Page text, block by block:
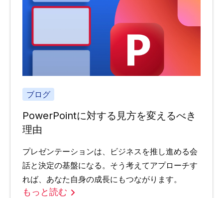
ブログ
PowerPointに対する見方を変えるべき
理由
プレゼンテーションは、ビジネスを推し進める会
話と決定の基盤になる。そう考えてアプローチす
れば、あなた自身の成長にもつながります。
もっと読む